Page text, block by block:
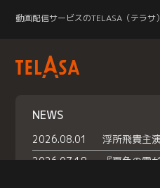
動画配信サービスのTELASA（テラサ）
NEWS
2026.08.01
2026.07.18